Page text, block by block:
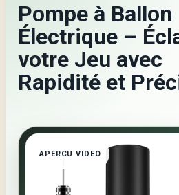
Pompe à Ballon
Électrique –
votre Jeu avec
Rapidité et
APERCU VIDEO